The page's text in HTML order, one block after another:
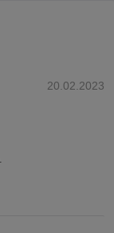
20.02.2023